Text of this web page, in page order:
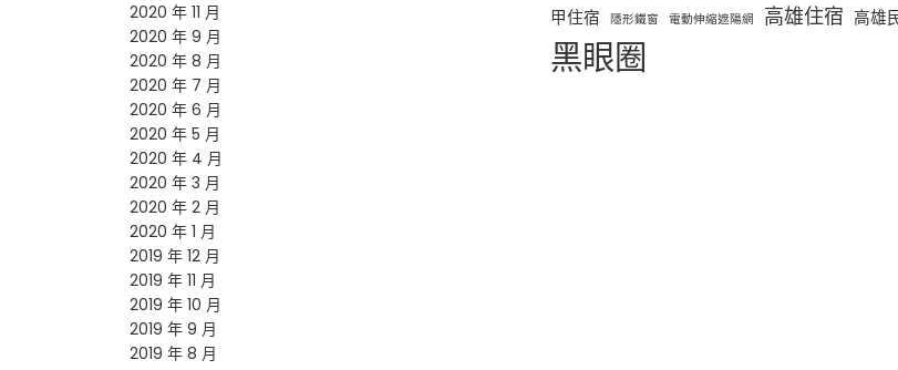
2020 年 11 月
2020 年 9 月
2020 年 8 月
2020 年 7 月
2020 年 6 月
2020 年 5 月
2020 年 4 月
2020 年 3 月
2020 年 2 月
2020 年 1 月
2019 年 12 月
2019 年 11 月
2019 年 10 月
2019 年 9 月
2019 年 8 月
甲住宿
隱形鐵窗 電動伸縮遮陽網 高雄住宿 高雄
黑眼圈